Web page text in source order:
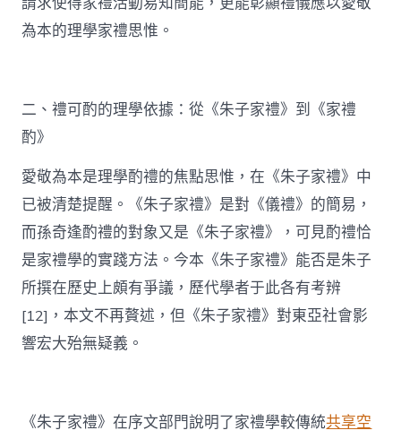
為本的理學家禮思惟。
二、禮可酌的理學依據：從《朱子家禮》到《家禮
酌》
愛敬為本是理學酌禮的焦點思惟，在《朱子家禮》中
已被清楚提醒。《朱子家禮》是對《儀禮》的簡易，
而孫奇逢酌禮的對象又是《朱子家禮》，可見酌禮恰
是家禮學的實踐方法。今本《朱子家禮》能否是朱子
所撰在歷史上頗有爭議，歷代學者于此各有考辨
[12]，本文不再贅述，但《朱子家禮》對東亞社會影
響宏大殆無疑義。
《朱子家禮》在序文部門說明了家禮學較傳統共享空